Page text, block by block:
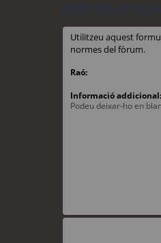
Utilitzeu aquest
normes del fòrum.
Raó:
Informació addicional:
Podeu deixar-ho en